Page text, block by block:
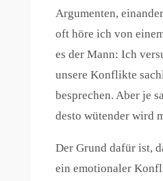
Argumenten,
oft höre ich von
es der Mann: Ich
unsere Konflikte
besprechen. Aber je
desto wütender wird
Der Grund dafür ist,
ein emotionaler